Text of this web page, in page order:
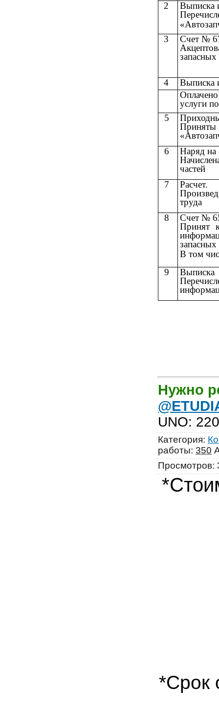
2
Выписка
3
Счет №
4
Выписка
услуги
5
6
Наряд на
частей
7
Расчет.
труда
8
Счет №
Принят
запасных
В том
9
Выписка
Нужно
UNO:
Категория:
работы: 350
Просмотров:
*Срок